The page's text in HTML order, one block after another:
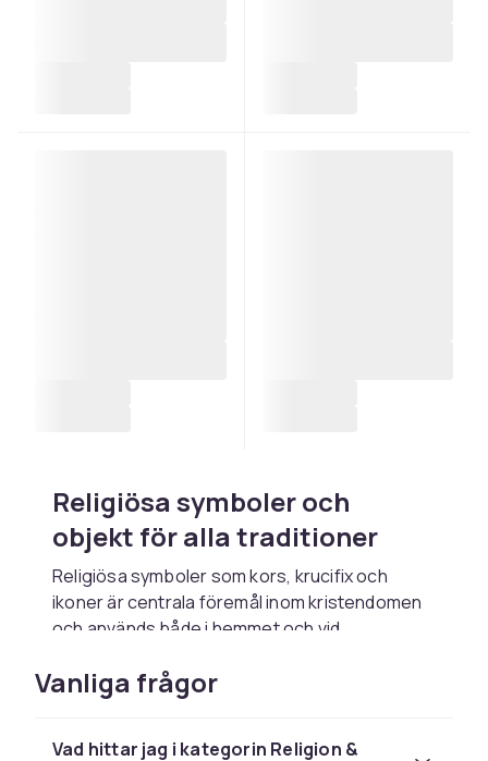
Religiösa symboler och
objekt för alla traditioner
Religiösa symboler som kors, krucifix och
ikoner är centrala föremål inom kristendomen
och används både i hemmet och vid
utbud av symboler i olika material och stilar –
från enkla träkors till mer utsmyckade
Vanliga frågor
Vad hittar jag i kategorin Religion &